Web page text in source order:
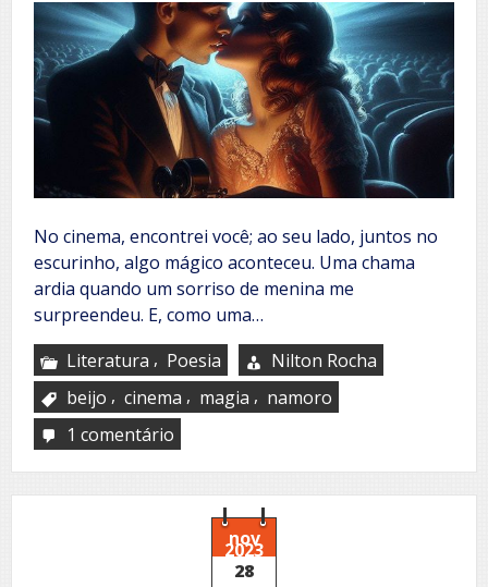
No cinema, encontrei você; ao seu lado, juntos no
escurinho, algo mágico aconteceu. Uma chama
ardia quando um sorriso de menina me
surpreendeu. E, como uma…
Literatura , Poesia
Nilton Rocha
beijo , cinema , magia , namoro
1 comentário
roubado
nov
2023
28